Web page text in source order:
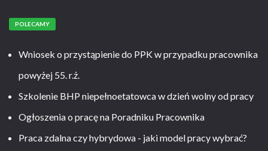
POLECAMY
Wniosek o przystąpienie do PPK w przypadku pracownika
powyżej 55. r.ż.
Szkolenie BHP niepełnoetatowca w dzień wolny od pracy
Ogłoszenia o pracę na Poradniku Pracownika
Praca zdalna czy hybrydowa - jaki model pracy wybrać?